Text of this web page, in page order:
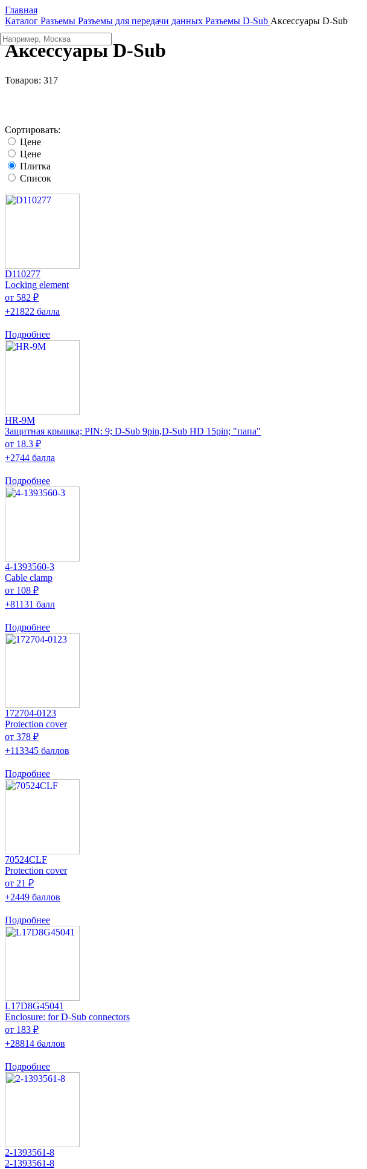
Главная
Каталог Разъeмы Разъeмы для передачи данных Разъeмы D-Sub Аксессуары D-Sub
Аксессуары D-Sub
Товаров: 317
Сортировать:
Цене
Цене
Плитка
Список
D110277
Locking element
от 582 ₽
+21822 балла
Подробнее
HR-9M
Защитная крышка; PIN: 9; D-Sub 9pin,D-Sub HD 15pin; "папа"
от 18.3 ₽
+2744 балла
Подробнее
4-1393560-3
Cable clamp
от 108 ₽
+81131 балл
Подробнее
172704-0123
Protection cover
от 378 ₽
+113345 баллов
Подробнее
70524CLF
Protection cover
от 21 ₽
+2449 баллов
Подробнее
L17D8G45041
Enclosure: for D-Sub connectors
от 183 ₽
+28814 баллов
Подробнее
2-1393561-8
2-1393561-8